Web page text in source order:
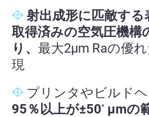
射出成形に匹敵する
取得済みの空気圧機構
り、 最大2µm Raの優
現
プリンタやビルドヘ
95％以上が±50* µmの